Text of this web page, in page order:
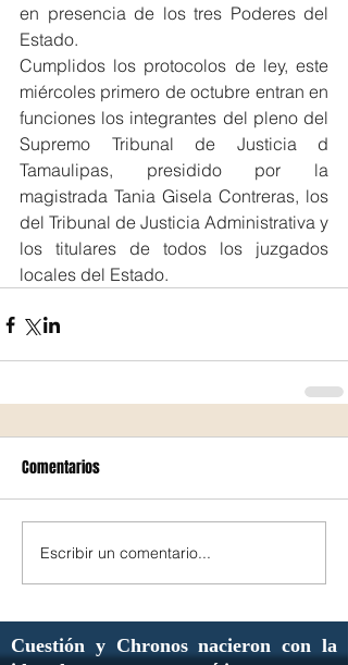
en presencia de los tres Poderes del
Estado.
Cumplidos los protocolos de ley, este
miércoles primero de octubre entran en
funciones los integrantes del pleno del
Supremo Tribunal de Justicia d
Tamaulipas, presidido por la
magistrada Tania Gisela Contreras, los
del Tribunal de Justicia Administrativa y
los titulares de todos los juzgados
locales del Estado.
Comentarios
Escribir un comentario...
Cuestión y Chronos nacieron con la